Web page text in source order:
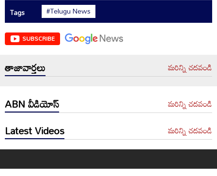
Tags
#Telugu News
SUBSCRIBE
తాజావార్తలు మరిన్ని చదవండి
ABN వీడియోస్ మరిన్ని చదవండి
Latest Videos మరిన్ని చదవండి